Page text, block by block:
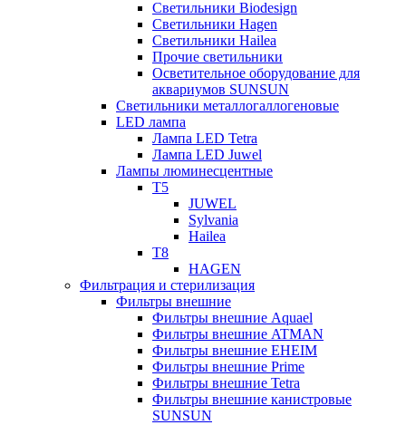
Светильники Biodesign
Светильники Hagen
Светильники Hailea
Прочие светильники
Осветительное оборудование для
аквариумов SUNSUN
Светильники металлогаллогеновые
LED лампа
Лампа LED Tetra
Лампа LED Juwel
Лампы люминесцентные
T5
JUWEL
Sylvania
Hailea
T8
HAGEN
Фильтрация и стерилизация
Фильтры внешние
Фильтры внешние Aquael
Фильтры внешние ATMAN
Фильтры внешние EHEIM
Фильтры внешние Prime
Фильтры внешние Tetra
Фильтры внешние канистровые
SUNSUN